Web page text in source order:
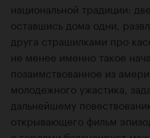
национальной традиции:
оставшись дома одни,
друга страшилками про
не менее именно такое
позаимствованное из
молодежного ужастика,
дальнейшему
открывающего фильм